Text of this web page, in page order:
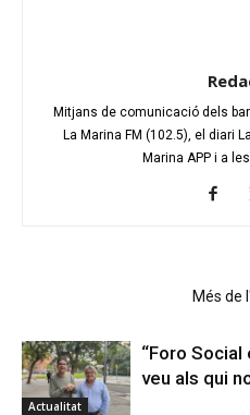
Mitjans de comunicació dels
La Marina FM (102.5), el diari
Marina APP i a
Més de
Actualitat
“Foro
veu als qui